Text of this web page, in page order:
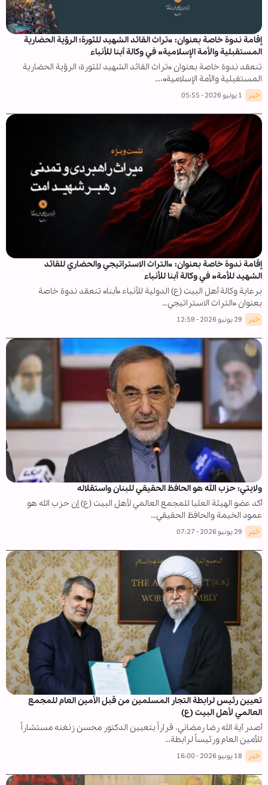
إقامة ندوة خاصة بعنوان: «تراث القائد الشهيد للثورة؛ الرؤية الحضارية
المستقبلية والأمة الإسلامية» في وكالة أبنا للأنباء
تنعقد ندوة خاصة بعنوان «تراث القائد الشهيد للثورة؛ الرؤية الحضارية
المستقبلية والأمة الإسلامية»،…
خبر 1 يوليو 2026 - 05:55
إقامة ندوة خاصة بعنوان: «التراث الاستراتيجي والحضاري للقائد
الشهيد للأمة» في وكالة أبنا للأنباء
برعاية وكالة أهل البيت (ع) الدولية للأنباء «أبنا» تنعقد ندوة خاصة
بعنوان «التراث الاستراتيجي…
خبر 29 يونيو 2026 - 12:59
ولايتي: حزب الله هو الحافظ الحقيقي للبنان واستقلاله
أكد عضو الهيئة العليا للمجمع العالمي لأهل البيت (ع) إن حزب الله هو
عمود الخيمة والحافظ الحقيقي…
خبر 29 يونيو 2026 - 07:27
تعيين رئيس لرابطة التجار المسلمين من قبل الأمين العام للمجمع
العالمي لأهل البيت (ع)
أصدر آية الله رضا رمضاني، قراراً بتعيين الدكتور محسن زنغنه مستشاراً
للأمين العام ورئيساً لرابطة…
خبر 18 يونيو 2026 - 16:00